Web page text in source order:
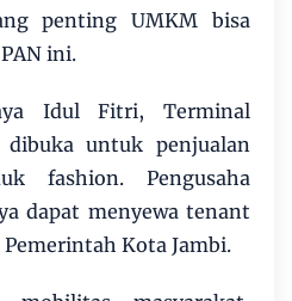
penting UMKM bisa
ini.
Idul Fitri, Terminal
dibuka untuk penjualan
fashion. Pengusaha
dapat menyewa tenant
Kota Jambi.